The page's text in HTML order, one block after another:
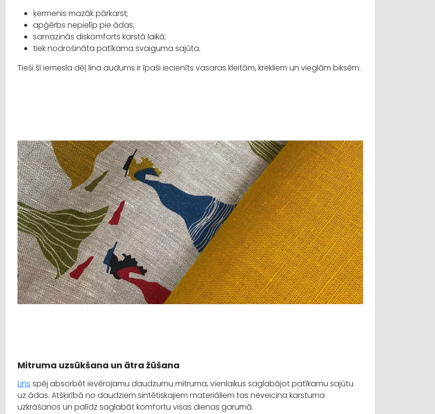
ķermenis mazāk pārkarst;
apģērbs nepielīp pie ādas;
samazinās diskomforts karstā laikā;
tiek nodrošināta patīkama svaiguma sajūta.
Tieši šī iemesla dēļ lina audums ir īpaši iecienīts vasaras kleitām, krekliem un vieglām biksēm.
Mitruma uzsūkšana un ātra žūšana
Lins spēj absorbēt ievērojamu daudzumu mitruma, vienlaikus saglabājot patīkamu sajūtu
uz ādas. Atšķirībā no daudziem sintētiskajiem materiāliem tas neveicina karstuma
uzkrāšanos un palīdz saglabāt komfortu visas dienas garumā.